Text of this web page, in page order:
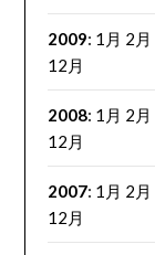
2009: 1月 2月
12月
2008: 1月 2月
12月
2007: 1月 2月
12月